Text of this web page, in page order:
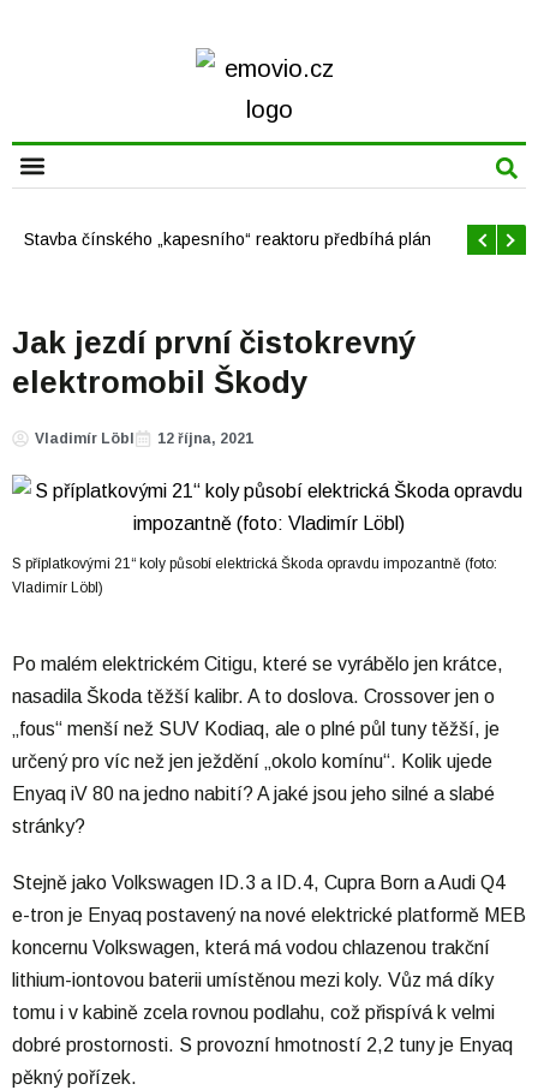
Offshore větrné elektrárny v USA se mají brzy rozrůst
Jak jezdí první čistokrevný
elektromobil Škody
Vladimír Löbl 12 října, 2021
S příplatkovými 21“ koly působí elektrická Škoda opravdu impozantně (foto:
Vladimír Löbl)
Po malém elektrickém Citigu, které se vyrábělo jen krátce,
nasadila Škoda těžší kalibr. A to doslova. Crossover jen o
„fous“ menší než SUV Kodiaq, ale o plné půl tuny těžší, je
určený pro víc než jen ježdění „okolo komínu“. Kolik ujede
Enyaq iV 80 na jedno nabití? A jaké jsou jeho silné a slabé
stránky?
Stejně jako Volkswagen ID.3 a ID.4, Cupra Born a Audi Q4
e-tron je Enyaq postavený na nové elektrické platformě MEB
koncernu Volkswagen, která má vodou chlazenou trakční
lithium-iontovou baterii umístěnou mezi koly. Vůz má díky
tomu i v kabině zcela rovnou podlahu, což přispívá k velmi
dobré prostornosti. S provozní hmotností 2,2 tuny je Enyaq
pěkný pořízek.